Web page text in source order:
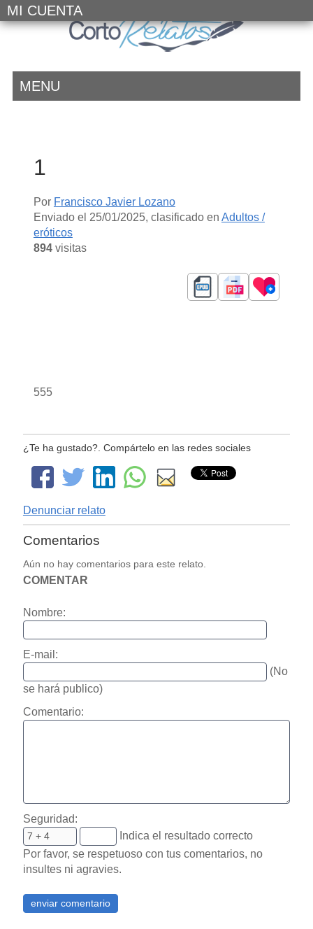
MI CUENTA
MENU
1
Por Francisco Javier Lozano
Enviado el 25/01/2025, clasificado en Adultos /
eróticos
894visitas
555
¿Te ha gustado?. Compártelo en las redes sociales
Denunciar relato
Comentarios
Aún no hay comentarios para este relato.
COMENTAR
Nombre:
E-mail:
(No
se hará publico)
Comentario:
Seguridad:
Indica el resultado correcto
Por favor, se respetuoso con tus comentarios, no
insultes ni agravies.